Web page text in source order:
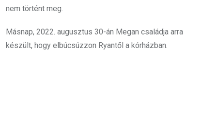
nem történt meg.
Másnap, 2022. augusztus 30-án Megan családja arra
készült, hogy elbúcsúzzon Ryantől a kórházban.